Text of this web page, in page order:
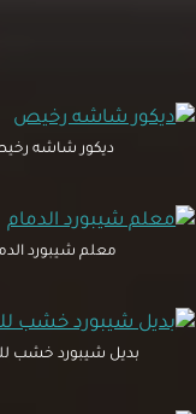
ديكور شاشه
معلم شيبورد
بديل شيبورد خشب